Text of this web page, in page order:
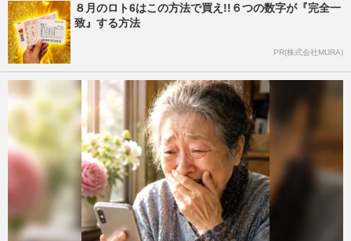
８月のロト6はこの方法で買え!!６つの数字が『完全一
致』する方法
PR(株式会社MURA)